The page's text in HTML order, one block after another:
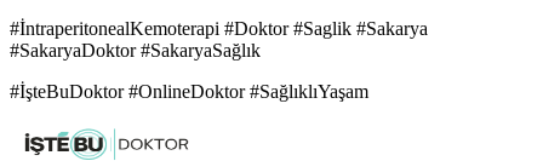
#İntraperitonealKemoterapi #Doktor #Saglik #Sakarya
#SakaryaDoktor #SakaryaSağlık
#İşteBuDoktor #OnlineDoktor #SağlıklıYaşam